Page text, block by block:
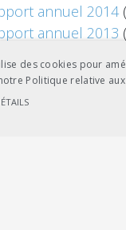
annuel 2014
annuel 2013
des cookies pour
Politique relative